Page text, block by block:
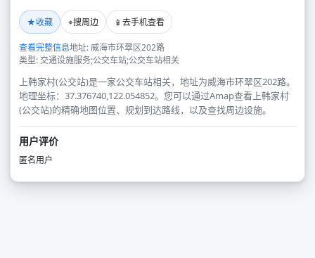
★收藏 ⌖搜周边 📱 去手机查看
查看完整信息地址: 威海市环翠区202路
类型: 交通设施服务;公交车站;公交车站相关
上韩家村(公交站)是一家公交车站相关，地址为威海市环翠区202路。
地理坐标：37.376740,122.054852。您可以通过Amap查看上韩家村
(公交站)的精确地图位置、规划到达路线，以及查找周边设施。
用户评价
匿名用户